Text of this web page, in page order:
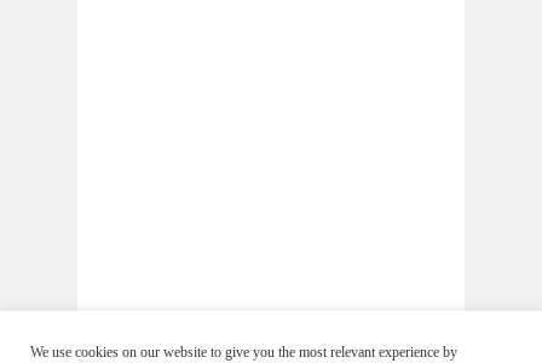
We use cookies on our website to give you the most relevant experience by